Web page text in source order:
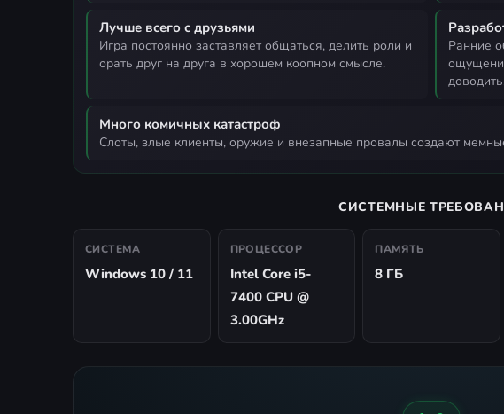
Лучше всего с друзьями
игра постоянно заставляет общаться, делить роли и
орать друг на друга в хорошем коопном смысле.
ранние обзоры часто хвалят открытость команды и
Много комичных катастроф
слоты, злые клиенты, оружие и внезапные провалы создают
СИСТЕМНЫЕ
СИСТЕМА
Windows 10 / 11
ПРОЦЕССОР
Intel Core i5-
7400 CPU @
3.00GHz
ПАМЯТЬ
8 ГБ